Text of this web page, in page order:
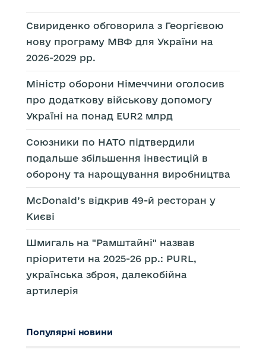
Свириденко обговорила з Георгієвою
нову програму МВФ для України на
2026-2029 рр.
Міністр оборони Німеччини оголосив
про додаткову військову допомогу
Україні на понад EUR2 млрд
Союзники по НАТО підтвердили
подальше збільшення інвестицій в
оборону та нарощування виробництва
McDonald’s відкрив 49-й ресторан у
Києві
Шмигаль на "Рамштайні" назвав
пріоритети на 2025-26 рр.: PURL,
українська зброя, далекобійна
артилерія
Популярні новини